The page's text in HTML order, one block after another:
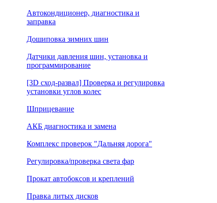
Автокондиционер, диагностика и
заправка
Дошиповка зимних шин
Датчики давления шин, установка и
программирование
[3D сход-развал] Проверка и регулировка
установки углов колес
Шприцевание
АКБ диагностика и замена
Комплекс проверок "Дальняя дорога"
Регулировка/проверка света фар
Прокат автобоксов и креплений
Правка литых дисков